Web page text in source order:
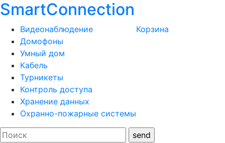
SmartConnection
Видеонаблюдение
Домофоны
Умный дом
Кабель
Турникеты
Контроль доступа
Хранение данных
Охранно-пожарные системы
Корзина